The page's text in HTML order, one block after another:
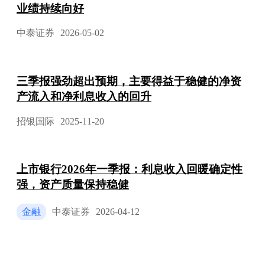
业绩持续向好
中泰证券 2026-05-02
三季报强劲超出预期，主要得益于稳健的净资
产流入和净利息收入的回升
招银国际 2025-11-20
上市银行2026年一季报：利息收入回暖确定性
强，资产质量保持稳健
金融 中泰证券 2026-04-12